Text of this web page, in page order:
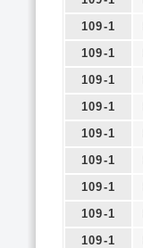
109-1
109-1
109-1
109-1
109-1
109-1
109-1
109-1
109-1